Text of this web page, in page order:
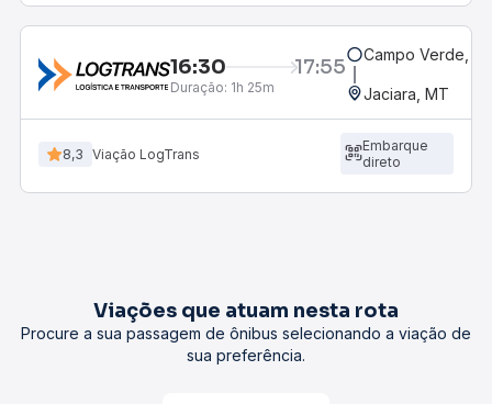
16:30 17:55
Duração: 1h 25m
Campo Verde,
Jaciara, MT
8,3 Viação LogTrans
Embarque
direto
Viações que atuam nesta rota
Procure a sua passagem de ônibus selecionando a viação de
sua preferência.